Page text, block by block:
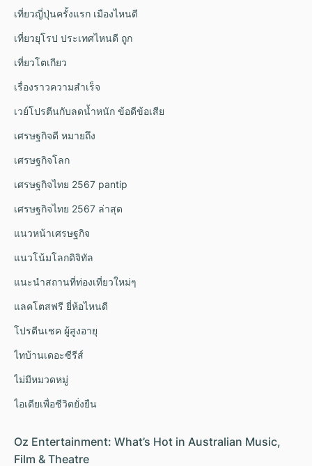
เที่ยวญี่ปุ่นครั้งแรก เมืองไหนดี
เที่ยวยุโรป ประเทศไหนดี ถูก
เที่ยวโตเกียว
เรื่องราวความสำเร็จ
เวย์โปรตีนกับลดน้ำหนัก ข้อดีข้อเสีย
เศรษฐกิจดี หมายถึง
เศรษฐกิจโลก
เศรษฐกิจไทย 2567 pantip
เศรษฐกิจไทย 2567 ล่าสุด
แนวหน้าเศรษฐกิจ
แนวโน้มโลกดิจิทัล
แนะนำสถานที่ท่องเที่ยวใหม่ๆ
แลคโตสฟรี ยี่ห้อไหนดี
โปรตีนเชค ผู้สูงอายุ
ไทบ้านเดอะซีรีส์
ไม่มีหมวดหมู่
ไอเดียเพื่อชีวิตยั่งยืน
Oz Entertainment: What’s Hot in Australian Music,
Film & Theatre